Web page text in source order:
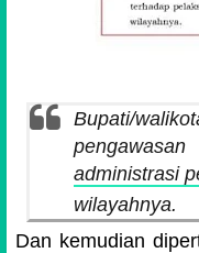
Bupati/
administrasi
wilayahnya.
Dan kemudian